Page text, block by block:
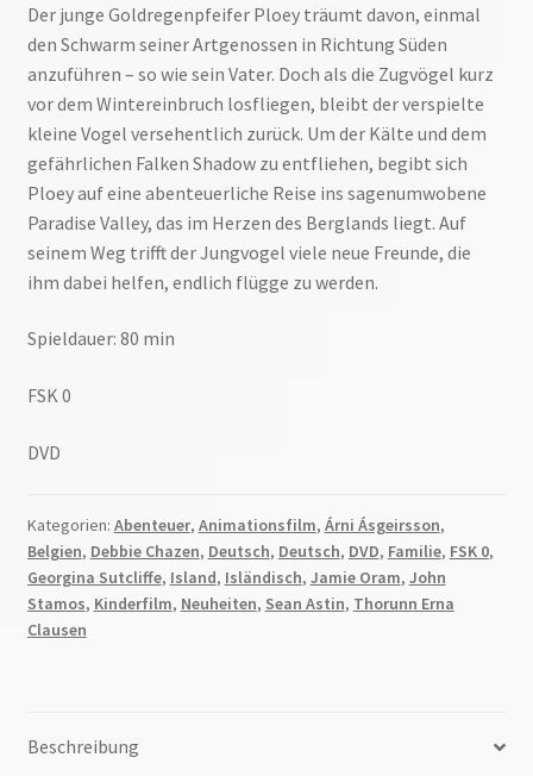
Der junge Goldregenpfeifer Ploey träumt davon, einmal
den Schwarm seiner Artgenossen in Richtung Süden
anzuführen – so wie sein Vater. Doch als die Zugvögel kurz
vor dem Wintereinbruch losfliegen, bleibt der verspielte
kleine Vogel versehentlich zurück. Um der Kälte und dem
gefährlichen Falken Shadow zu entfliehen, begibt sich
Ploey auf eine abenteuerliche Reise ins sagenumwobene
Paradise Valley, das im Herzen des Berglands liegt. Auf
seinem Weg trifft der Jungvogel viele neue Freunde, die
ihm dabei helfen, endlich flügge zu werden.
Spieldauer: 80 min
FSK 0
DVD
Kategorien: Abenteuer, Animationsfilm, Árni Ásgeirsson,
Belgien, Debbie Chazen, Deutsch, Deutsch, DVD, Familie, FSK 0,
Georgina Sutcliffe, Island, Isländisch, Jamie Oram, John
Stamos, Kinderfilm, Neuheiten, Sean Astin, Thorunn Erna
Clausen
Beschreibung